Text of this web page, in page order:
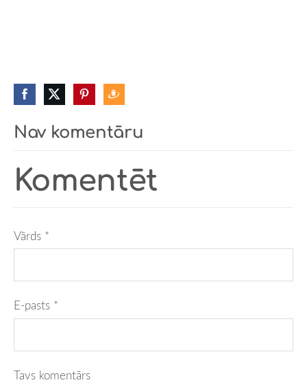
Nav komentāru
Komentēt
Vārds *
E-pasts *
Tavs komentārs